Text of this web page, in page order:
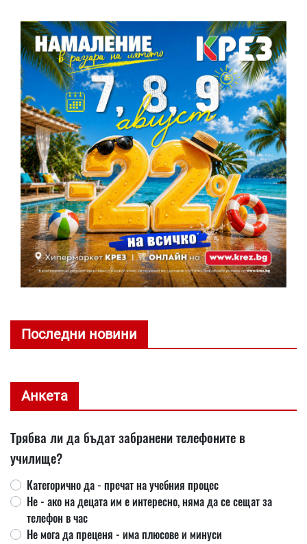
Последни новини
Анкета
Трябва ли да бъдат забранени телефоните в
училище?
Категорично да - пречат на учебния процес
Не - ако на децата им е интересно, няма да се сещат за
телефон в час
Не мога да преценя - има плюсове и минуси